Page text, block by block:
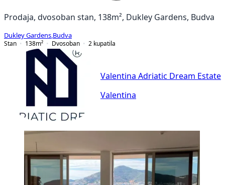
Prodaja, dvosoban stan, 138m², Dukley Gardens, Budva
Dukley Gardens Budva
Stan
138m² Dvosoban 2 kupatila
Valentina Adriatic Dream Estate
Valentina